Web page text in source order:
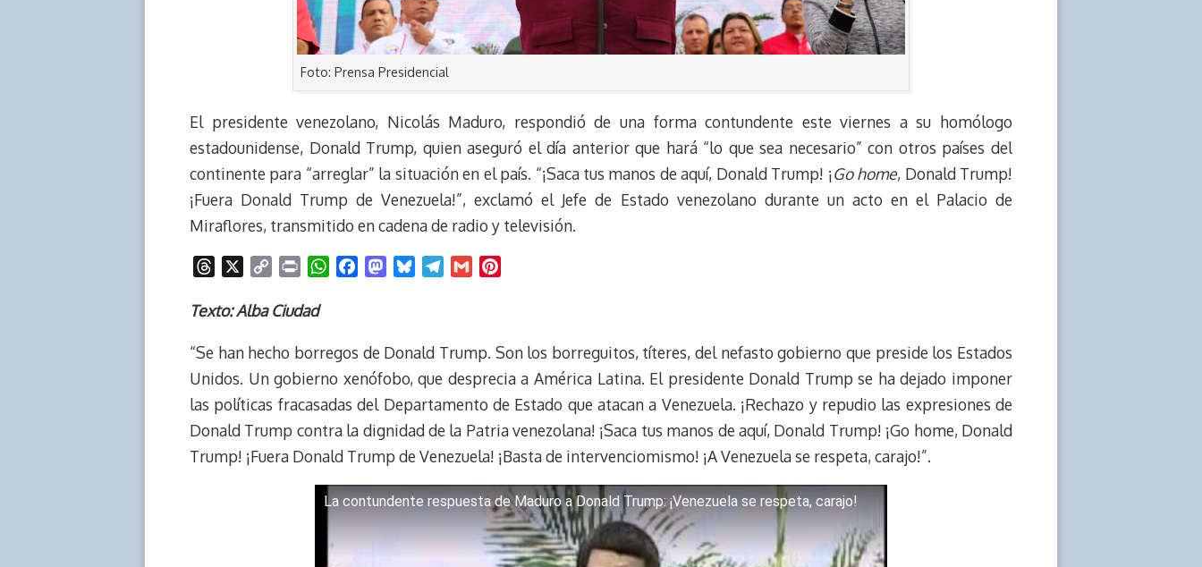
Foto: Prensa Presidencial
El presidente venezolano, Nicolás Maduro, respondió de una forma contundente este viernes a su homólogo
estadounidense, Donald Trump, quien aseguró el día anterior que hará “lo que sea necesario” con otros países del
continente para “arreglar” la situación en el país. “¡Saca tus manos de aquí, Donald Trump! ¡Go home, Donald Trump!
¡Fuera Donald Trump de Venezuela!”, exclamó el Jefe de Estado venezolano durante un acto en el Palacio de
Miraflores, transmitido en cadena de radio y televisión.
r
a
d
p
L
i
i
t
W
s
A
p
p
b
o
o
k
M
o
d
o
n
s
k
g
m
l
e
r
e
s
t
Texto: Alba Ciudad
“Se han hecho borregos de Donald Trump. Son los borreguitos, títeres, del nefasto gobierno que preside los Estados
Unidos. Un gobierno xenófobo, que desprecia a América Latina. El presidente Donald Trump se ha dejado imponer
las políticas fracasadas del Departamento de Estado que atacan a Venezuela. ¡Rechazo y repudio las expresiones de
Donald Trump contra la dignidad de la Patria venezolana! ¡Saca tus manos de aquí, Donald Trump! ¡Go home, Donald
Trump! ¡Fuera Donald Trump de Venezuela! ¡Basta de intervenciomismo! ¡A Venezuela se respeta, carajo!”.
La contundente respuesta de Maduro a Donald Trump: ¡Venezuela se respeta, carajo!